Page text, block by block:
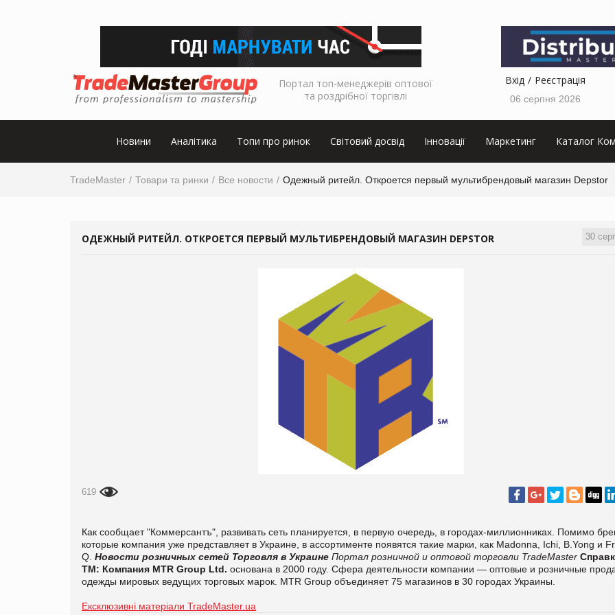
Портал топ-менеджерів оптової
та роздрібної торгівлі
Вхід Реєстрація
06 серпня 2026
Новини Аналітика Топи про ринок Світовий досвід Інновації Маркетинг Каталог
TradeMaster Товари та ринки Все новости Одежный ритейл. Откроется первый мультибрендовый магазин Depstor
30
ОДЕЖНЫЙ РИТЕЙЛ. ОТКРОЕТСЯ ПЕРВЫЙ МУЛЬТИБРЕНДОВЫЙ МАГАЗИН DEPSTOR
619
Как сообщает "Коммерсантъ", развивать сеть планируется, в первую очередь, в городах-миллионниках. Помимо
которые компания уже представляет в Украине, в ассортименте появятся такие марки, как Madonna, Ichi, B.Yong и
Q. Новости розничных сетей Торговля в Украине Портал розничной и оптовой торговли TradeMaster
ТМ: Компания MTR Group Ltd. основана в 2000 году. Сфера деятельности компании — оптовые и розничные
одежды мировых ведущих торговых марок. MTR Group объединяет 75 магазинов в 30 городах Украины.
Ексклюзивні матеріали TradeMaster.ua